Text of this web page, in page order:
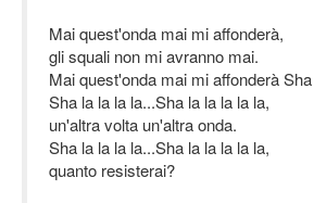
Mai quest'onda mai mi affonderà,
gli squali non mi avranno mai.
Mai quest'onda mai mi affonderà
Sha la la la la...Sha la la la la la,
un'altra volta un'altra onda.
Sha la la la la...Sha la la la la la,
quanto resisterai?